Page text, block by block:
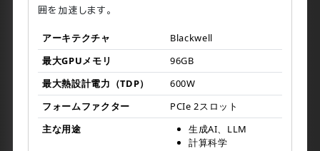
アルなレンダリング、3Dグラフィックス、リアルタイムビ
囲を加速します。
アーキテクチャ
Blackwell
最大GPUメモリ
96GB
最大熱設計電力（TDP）
600W
フォームファクター
PCIe 2スロット